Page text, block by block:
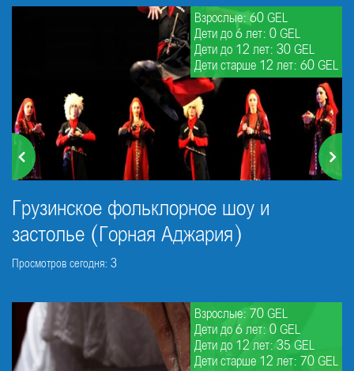
Взрослые: 60 GEL
Дети до 6 лет: 0 GEL
Дети до 12 лет: 30 GEL
Дети старше 12 лет: 60 GEL
Грузинское фольклорное шоу и
застолье (Горная Аджария)
Просмотров сегодня: 3
Взрослые: 70 GEL
Дети до 6 лет: 0 GEL
Дети до 12 лет: 35 GEL
Дети старше 12 лет: 70 GEL